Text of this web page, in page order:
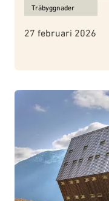
Träbyggnader
27 februari 2026